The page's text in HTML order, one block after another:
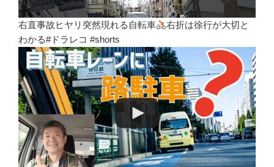
右直事故ヒヤリ突然現れる自転車
右折は徐行が大切と
わかる#ドラレコ #shorts